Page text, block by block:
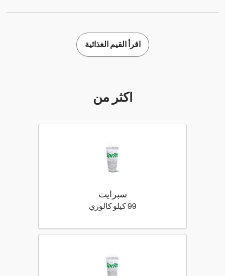
اقرأ القيم الغذائية
أكثر من
سبرايت
99 كيلو كالوري